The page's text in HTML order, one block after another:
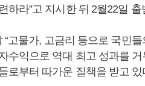
하라”고 지시한 뒤 2월22일 출
고물가, 고금리 등으로 국민
수익으로 역대 최고 성과를
로부터 따가운 질책을 받고 있